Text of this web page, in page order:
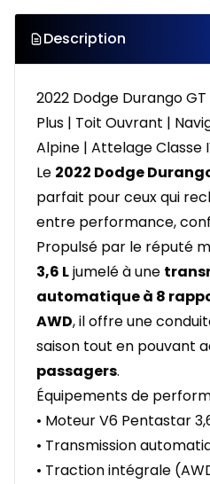
Description
2022 Dodge Durango
Plus | Toit Ouvrant |
Alpine | Attelage Classe
Le 2022 Dodge
parfait pour ceux qui
entre performance,
Propulsé par le réputé
3,6 Ljumelé à une
automatique à 8
AWD, il offre une
saison tout en pouvant
passagers.
Équipements de
• Moteur V6 Pentastar
• Transmission
• Traction intégrale